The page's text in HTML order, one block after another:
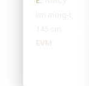
km morg-t,
145 cm
EVM